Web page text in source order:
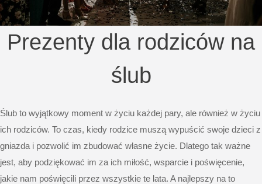
Prezenty dla rodziców na
ślub
Ślub to wyjątkowy moment w życiu każdej pary, ale również w życiu
ich rodziców. To czas, kiedy rodzice muszą wypuścić swoje dzieci z
gniazda i pozwolić im zbudować własne życie. Dlatego tak ważne
jest, aby podziękować im za ich miłość, wsparcie i poświęcenie,
jakie nam poświęcili przez wszystkie te lata. A najlepszy na to